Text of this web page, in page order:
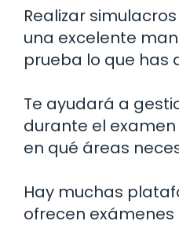
Realizar
una excelente
prueba lo que has
Te ayudará a
durante el
en qué áreas
Hay muchas
ofrecen